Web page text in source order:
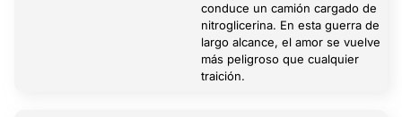
conduce un camión cargado de
nitroglicerina. En esta guerra de
largo alcance, el amor se vuelve
más peligroso que cualquier
traición.